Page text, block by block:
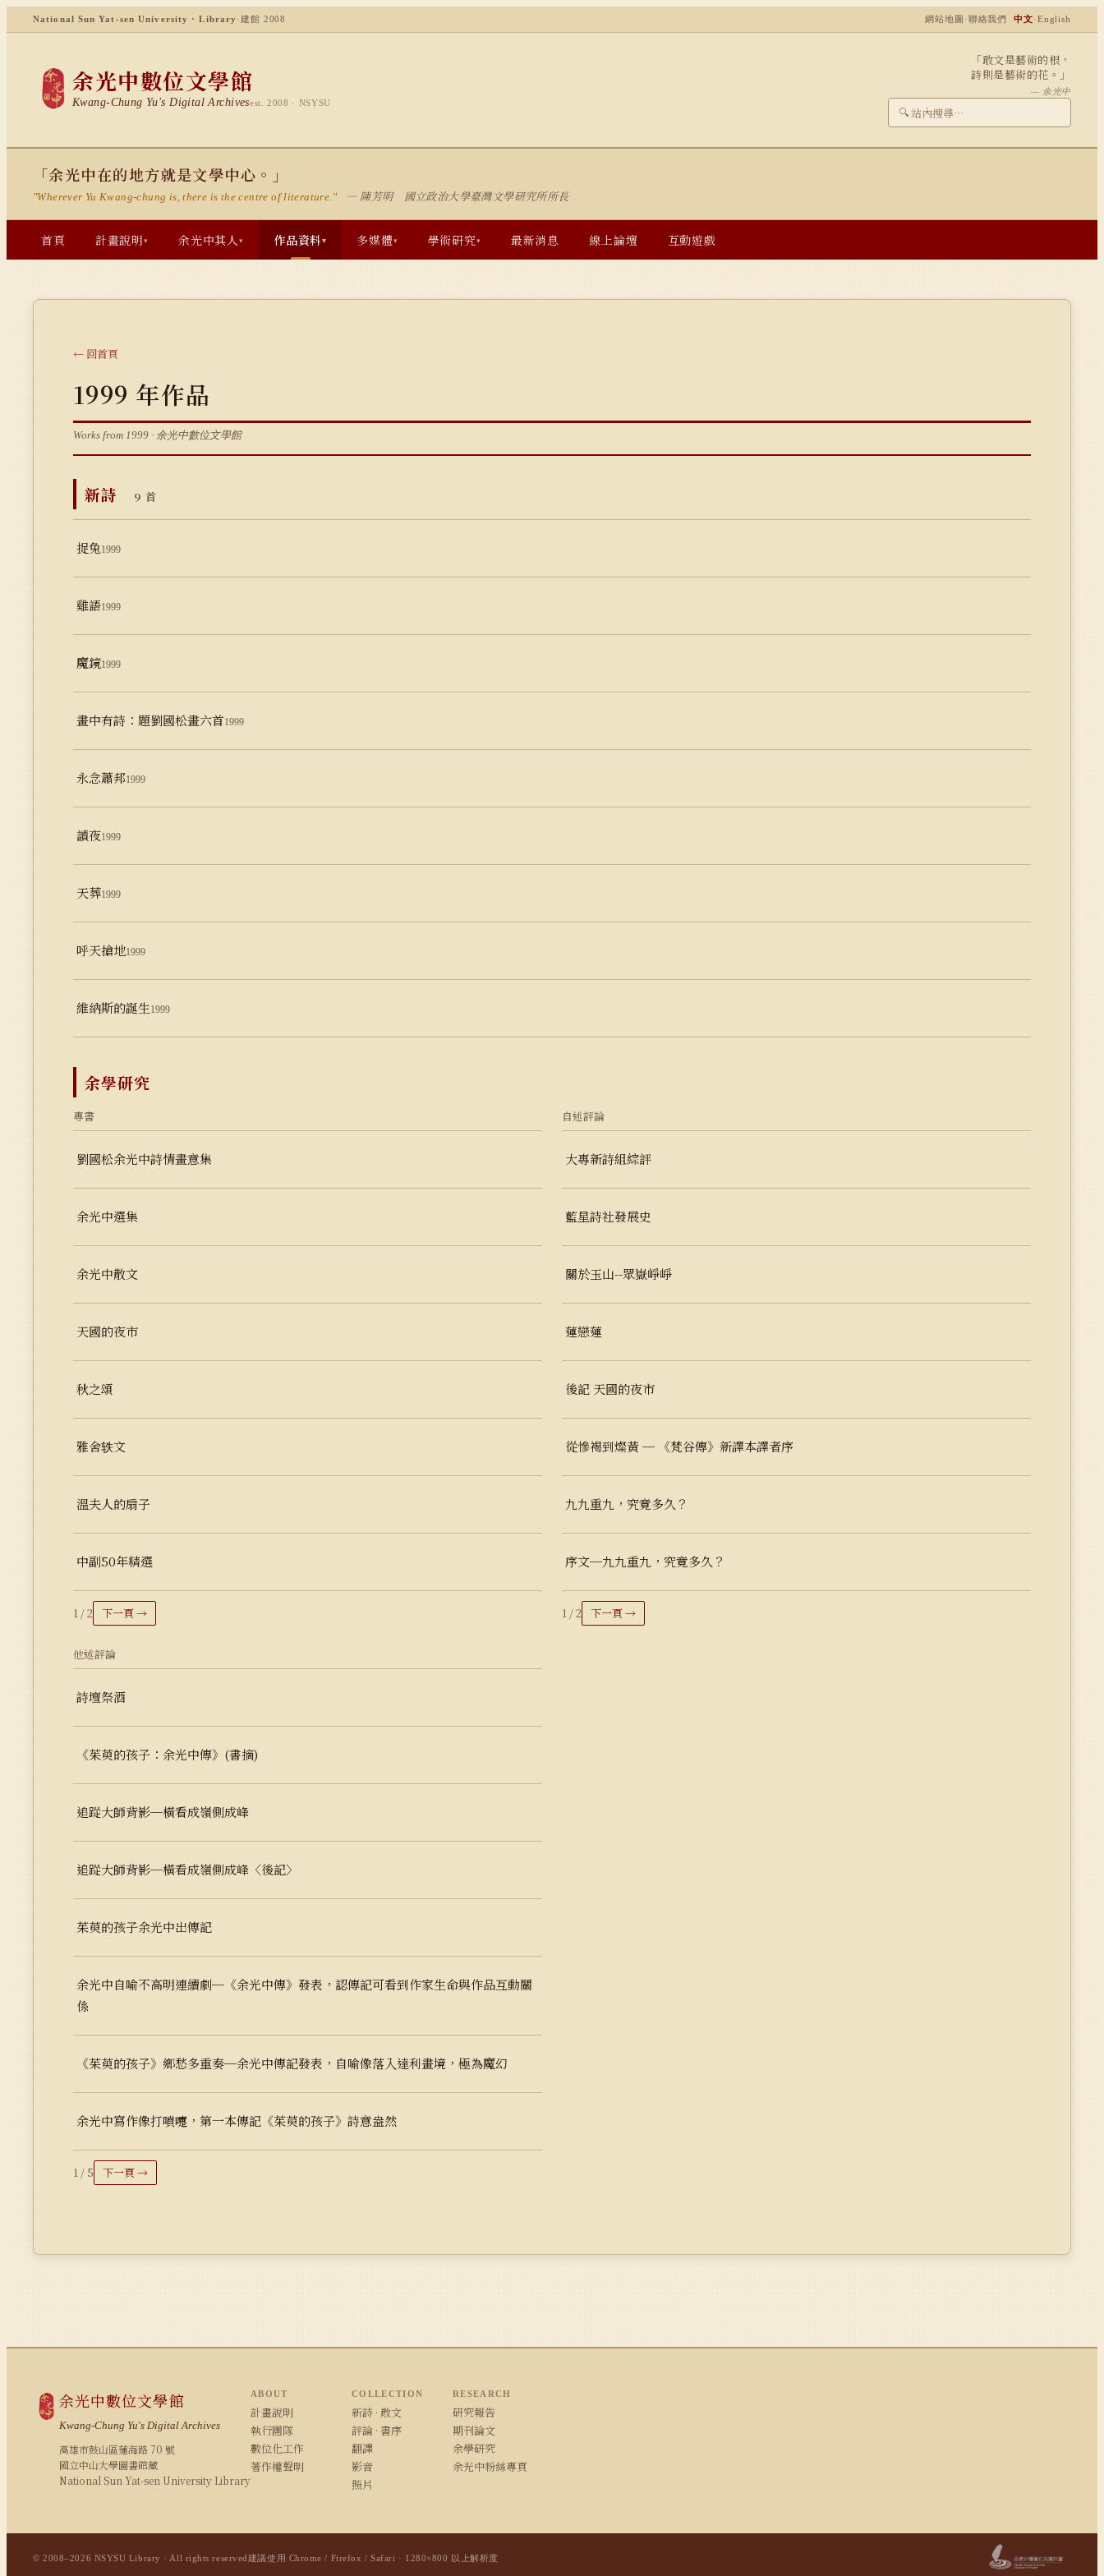
National Sun Yat-sen University · Library ·建館 2008 網站地圖 ·聯絡我們 中文·English
余光中數位文學館
Kwang-Chung Yu's Digital Archivesest. 2008 · NSYSU
「敢文是藝術的根，
詩則是藝術的花。」
— 余光中
🔍
「余光中在的地方就是文學中心。」
"Wherever Yu Kwang-chung is, there is the centre of literature." — 陳芳明 國立政治大學臺灣文學研究所所長
首頁 計畫說明▾ 余光中其人▾ 作品資料▾ 多媒體▾ 學術研究▾ 最新消息 線上論壇 互動遊戲
← 回首頁
1999 年作品
Works from 1999 · 余光中數位文學館
新詩 9 首
捉兔1999
雞語1999
魔鏡1999
畫中有詩：題劉國松畫六首1999
永念蕭邦1999
讀夜1999
天葬1999
呼天搶地1999
維納斯的誕生1999
余學研究
專書
劉國松余光中詩情畫意集
余光中選集
余光中散文
天國的夜市
秋之頌
雅舍轶文
溫夫人的扇子
中副50年精選
1 / 2 下一頁 →
自述評論
大專新詩組綜評
藍星詩社發展史
關於玉山--眾嶽崢崢
蓮戀蓮
後記 天國的夜市
從慘褐到燦黃 ─ 《梵谷傳》新譯本譯者序
九九重九，究竟多久？
序文─九九重九，究竟多久？
1 / 2 下一頁 →
他述評論
詩壇祭酒
《茱萸的孩子：余光中傳》(書摘)
追踨大師背影─橫看成嶺側成峰
追踨大師背影─橫看成嶺側成峰〈後記〉
茱萸的孩子余光中出傳記
余光中自喻不高明連續劇─《余光中傳》發表，認傳記可看到作家生命與作品互動關
係
《茱萸的孩子》鄉愁多重奏─余光中傳記發表，自喻像落入達利畫境，極為魔幻
余光中寫作像打噴嚏，第一本傳記《茱萸的孩子》詩意盎然
1 / 5 下一頁 →
余光中數位文學館
Kwang-Chung Yu's Digital Archives
高雄市鼓山區蓮海路 70 號
國立中山大學圖書館藏
National Sun Yat-sen University Library
ABOUT
計畫說明
執行團隊
數位化工作
著作權聲明
COLLECTION
新詩 · 散文
評論 · 書序
翻譯
影音
照片
RESEARCH
研究報告
期刊論文
余學研究
余光中粉絲專頁
© 2008–2026 NSYSU Library · All rights reserved建議使用 Chrome / Firefox / Safari · 1280×800 以上解析度